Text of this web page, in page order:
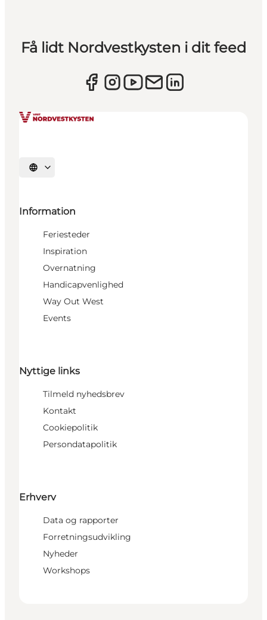
Få lidt Nordvestkysten i dit feed
Vælg sprog
Information
Feriesteder
Inspiration
Overnatning
Handicapvenlighed
Way Out West
Events
Nyttige links
Tilmeld nyhedsbrev
Kontakt
Cookiepolitik
Persondatapolitik
Erhverv
Data og rapporter
Forretningsudvikling
Nyheder
Workshops